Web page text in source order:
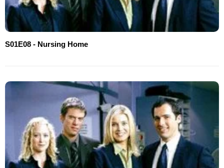
S01E08 - Nursing Home